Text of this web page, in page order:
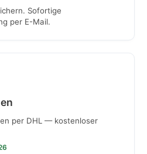
Sofortige
per E-Mail.
per DHL — kostenloser